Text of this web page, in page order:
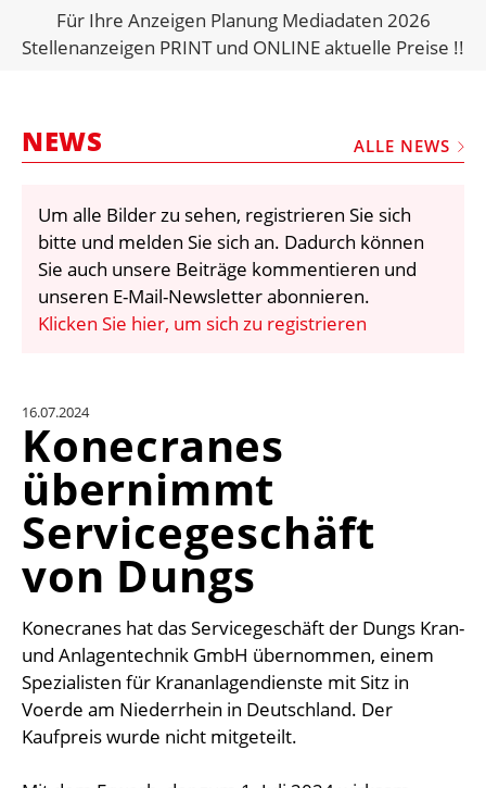
BRANCHENLINKS
VERMIETER
VIDEOS
BIBLIOTHEK
KRAN & BÜHNE
KONTAKT
Für Ihre Anzeigen Planung Mediadaten 2026
Stellenanzeigen PRINT und ONLINE aktuelle Preise !!
NEWS ALLE NEWS
Um alle Bilder zu sehen, registrieren Sie sich
bitte und melden Sie sich an. Dadurch können
Sie auch unsere Beiträge kommentieren und
unseren E-Mail-Newsletter abonnieren.
Klicken Sie hier, um sich zu registrieren
16.07.2024
Konecranes
übernimmt
Servicegeschäft
von Dungs
Konecranes hat das Servicegeschäft der Dungs Kran-
und Anlagentechnik GmbH übernommen, einem
Spezialisten für Krananlagendienste mit Sitz in
Voerde am Niederrhein in Deutschland. Der
Kaufpreis wurde nicht mitgeteilt.